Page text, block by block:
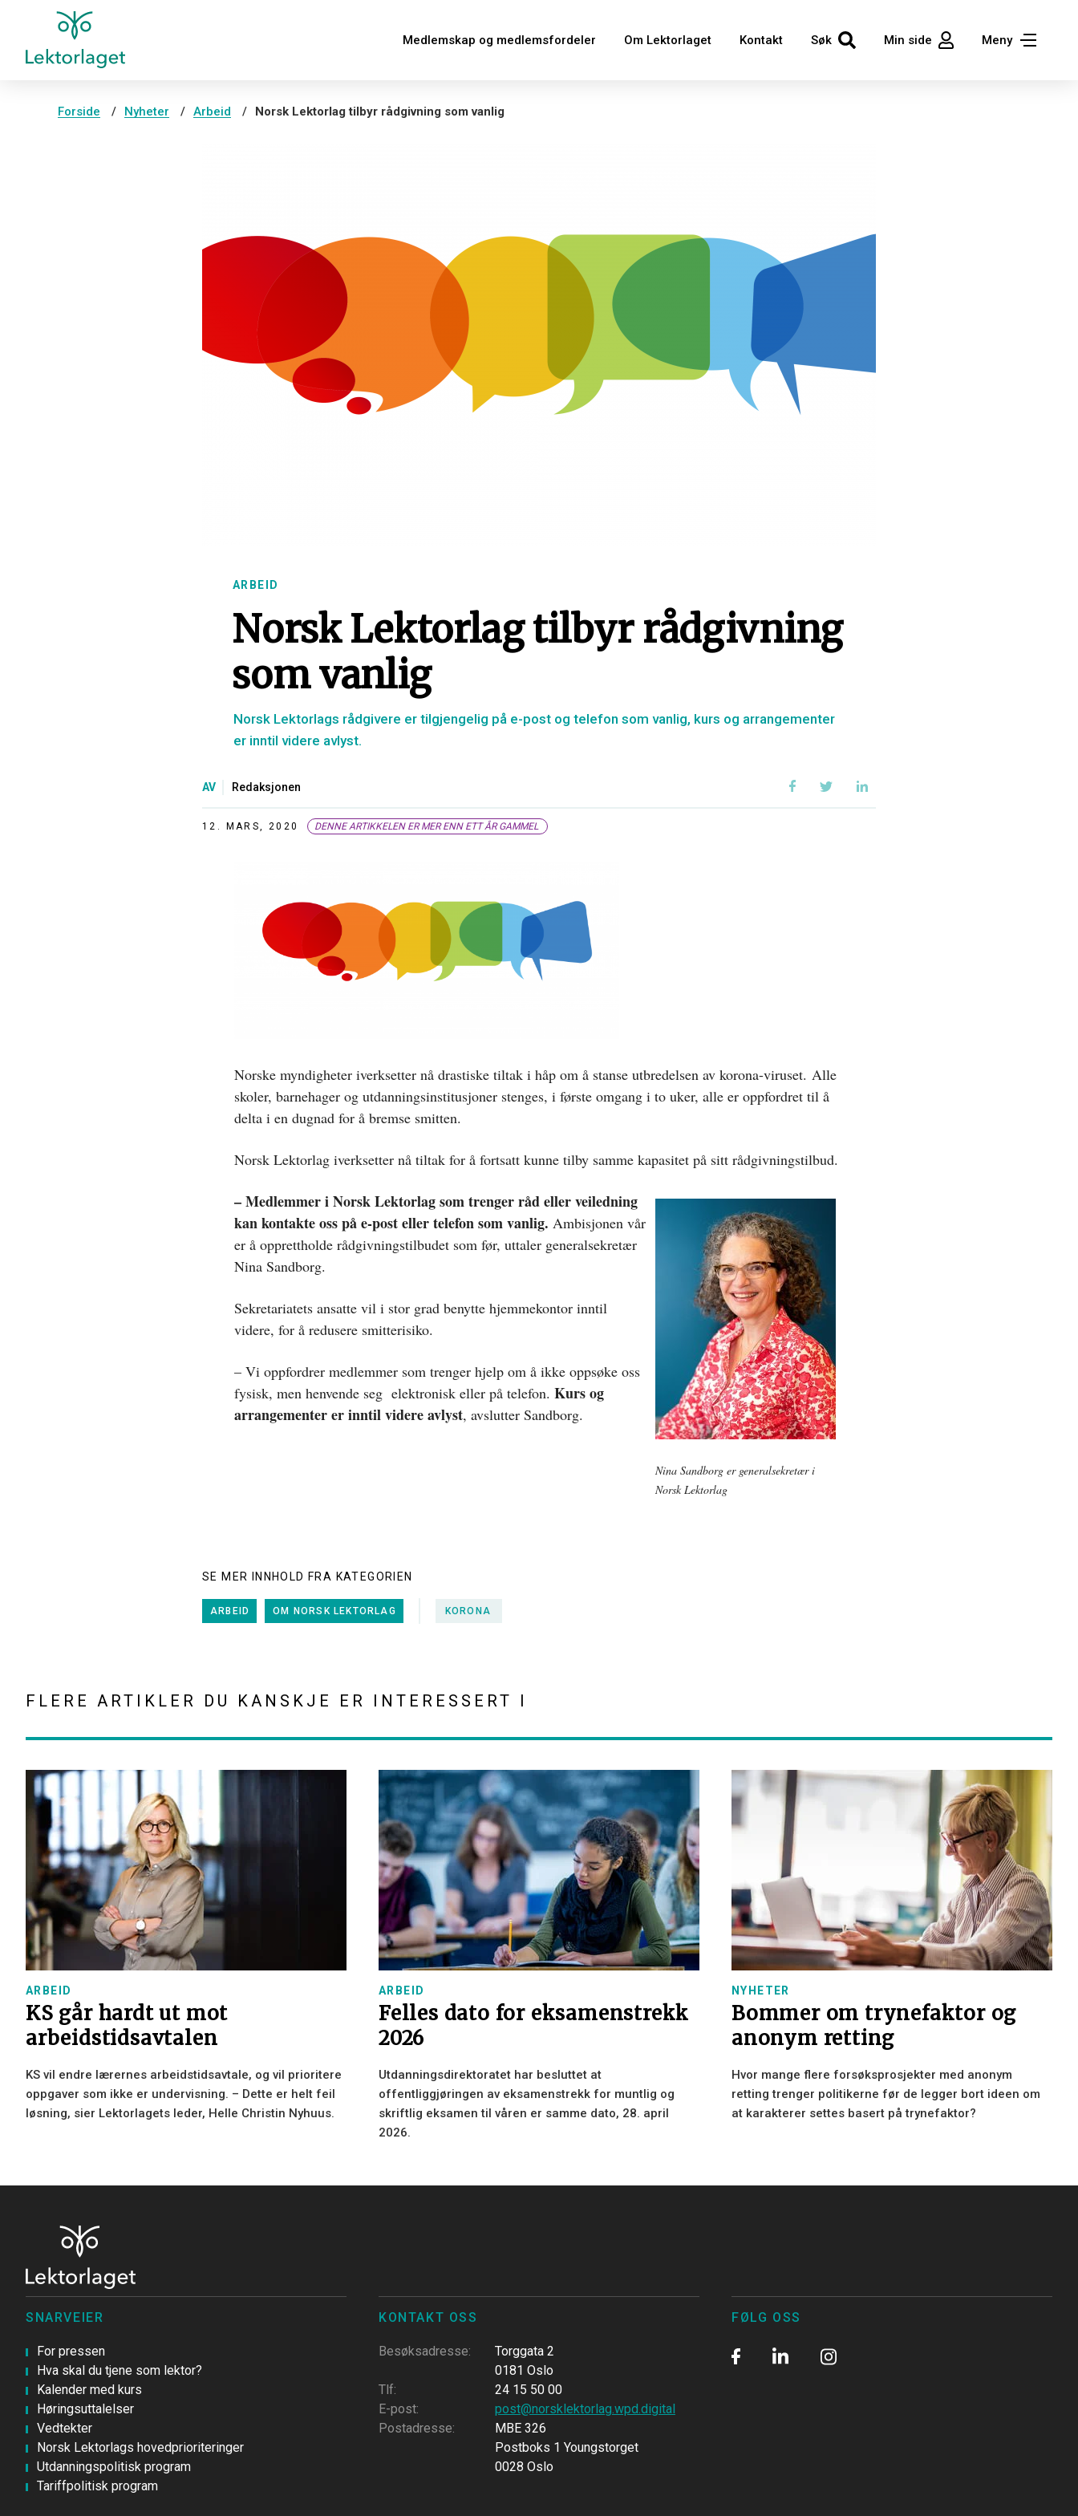
Medlemskap og medlemsfordeler Om Lektorlaget Kontakt Søk Min side Meny
Forside Nyheter Arbeid Norsk Lektorlag tilbyr rådgivning som vanlig
ARBEID
Norsk Lektorlag tilbyr rådgivning
som vanlig
Norsk Lektorlags rådgivere er tilgjengelig på e-post og telefon som vanlig, kurs og arrangementer
er inntil videre avlyst.
AV Redaksjonen
12. MARS, 2020 DENNE ARTIKKELEN ER MER ENN ETT ÅR GAMMEL
Norske myndigheter iverksetter nå drastiske tiltak i håp om å stanse utbredelsen av korona-viruset. Alle
skoler, barnehager og utdanningsinstitusjoner stenges, i første omgang i to uker, alle er oppfordret til å
delta i en dugnad for å bremse smitten.
Norsk Lektorlag iverksetter nå tiltak for å fortsatt kunne tilby samme kapasitet på sitt rådgivningstilbud.
Nina Sandborg er generalsekretær i
Norsk Lektorlag
– Medlemmer i Norsk Lektorlag som trenger råd eller veiledning
kan kontakte oss på e-post eller telefon som vanlig. Ambisjonen vår
er å opprettholde rådgivningstilbudet som før, uttaler generalsekretær
Nina Sandborg.
Sekretariatets ansatte vil i stor grad benytte hjemmekontor inntil
videre, for å redusere smitterisiko.
– Vi oppfordrer medlemmer som trenger hjelp om å ikke oppsøke oss
fysisk, men henvende seg elektronisk eller på telefon. Kurs og
arrangementer er inntil videre avlyst, avslutter Sandborg.
SE MER INNHOLD FRA KATEGORIEN
ARBEID OM NORSK LEKTORLAG KORONA
FLERE ARTIKLER DU KANSKJE ER INTERESSERT I
ARBEID
KS går hardt ut mot
arbeidstidsavtalen
KS vil endre lærernes arbeidstidsavtale, og vil prioritere
oppgaver som ikke er undervisning. – Dette er helt feil
løsning, sier Lektorlagets leder, Helle Christin Nyhuus.
ARBEID
Felles dato for eksamenstrekk
2026
Utdanningsdirektoratet har besluttet at
offentliggjøringen av eksamenstrekk for muntlig og
skriftlig eksamen til våren er samme dato, 28. april
2026.
NYHETER
Bommer om trynefaktor og
anonym retting
Hvor mange flere forsøksprosjekter med anonym
retting trenger politikerne før de legger bort ideen om
at karakterer settes basert på trynefaktor?
SNARVEIER
For pressen
Hva skal du tjene som lektor?
Kalender med kurs
Høringsuttalelser
Vedtekter
Norsk Lektorlags hovedprioriteringer
Utdanningspolitisk program
Tariffpolitisk program
KONTAKT OSS
Besøksadresse:
Torggata 2
0181 Oslo
Tlf:
24 15 50 00
E-post:
post@norsklektorlag.wpd.digital
Postadresse:
MBE 326
Postboks 1 Youngstorget
0028 Oslo
FØLG OSS